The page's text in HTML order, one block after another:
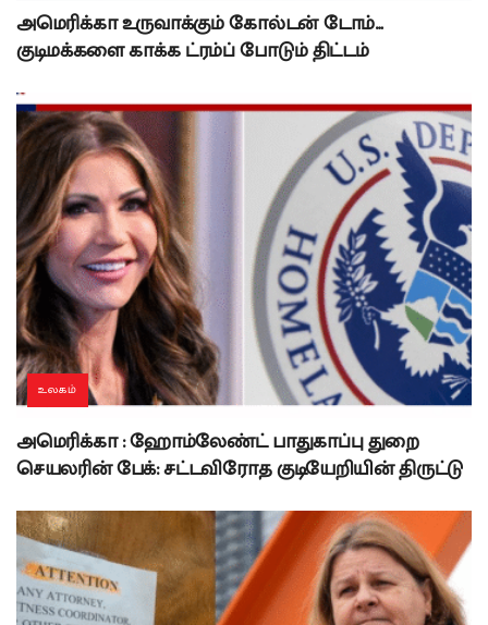
அமெரிக்கா உருவாக்கும் கோல்டன் டோம்…
குடிமக்களை காக்க ட்ரம்ப் போடும் திட்டம்
உலகம்
அமெரிக்கா : ஹோம்லேண்ட் பாதுகாப்பு துறை
செயலரின் பேக்: சட்டவிரோத குடியேறியின் திருட்டு